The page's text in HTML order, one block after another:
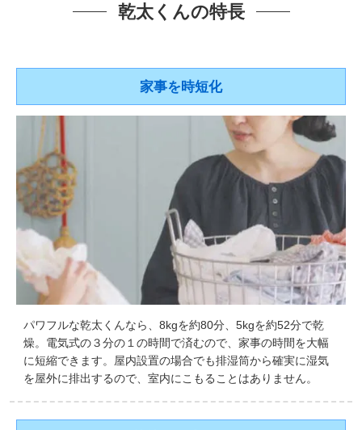
乾太くんの特長
家事を時短化
パワフルな乾太くんなら、8kgを約80分、5kgを約52分で乾
燥。電気式の３分の１の時間で済むので、家事の時間を大幅
に短縮できます。屋内設置の場合でも排湿筒から確実に湿気
を屋外に排出するので、室内にこもることはありません。